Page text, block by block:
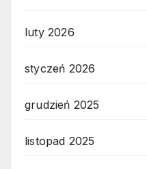
luty 2026
styczeń 2026
grudzień 2025
listopad 2025